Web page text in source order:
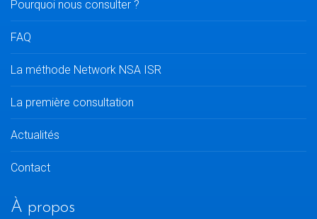
Pourquoi nous consulter ?
FAQ
La méthode Network NSA ISR
La première consultation
Actualités
Contact
À propos